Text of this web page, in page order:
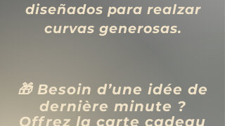
diseñados para realzar
curvas generosas.
🎁 Besoin d’une idée de
dernière minute ?
Offrez la carte cadeau